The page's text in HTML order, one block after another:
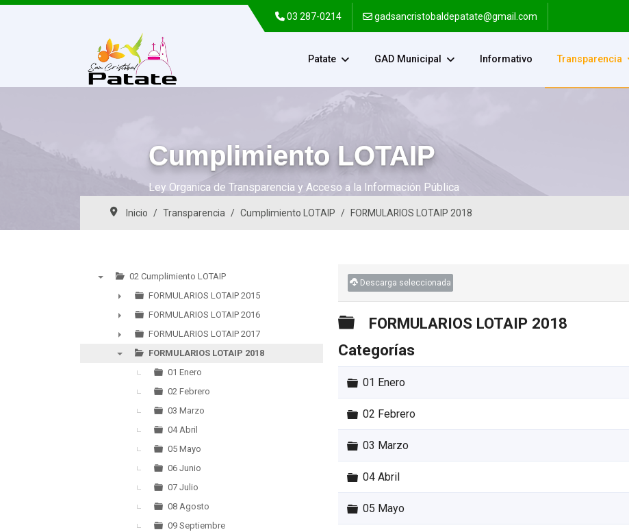
03 287-0214 gadsancristobaldepatate@gmail.com
Patate GAD Municipal Informativo Transparencia
Cumplimiento LOTAIP
Ley Organica de Transparencia y Acceso a la Información Pública
Inicio Transparencia Cumplimiento LOTAIP FORMULARIOS LOTAIP 2018
02 Cumplimiento LOTAIP
►
FORMULARIOS LOTAIP 2015
►
FORMULARIOS LOTAIP 2016
►
FORMULARIOS LOTAIP 2017
FORMULARIOS LOTAIP 2018
01 Enero
02 Febrero
03 Marzo
04 Abril
05 Mayo
06 Junio
07 Julio
08 Agosto
09 Septiembre
Descarga seleccionada
Carpeta
FORMULARIOS LOTAIP 2018
Categorías
Carpeta
01 Enero
Carpeta
02 Febrero
Carpeta
03 Marzo
Carpeta
04 Abril
Carpeta
05 Mayo